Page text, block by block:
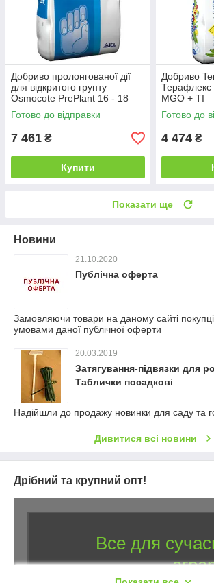
Добриво пролонгованої дії
для відкритого грунту
Osmocote PrePlant 16 - 18
місяців (Осмокот ПреПлант)
25 кг
Готово до відправки
7 461 ₴
Купити
Добриво
Терафлекс
MGO + ТІ
культур 25 кг
Готово до
4 474 ₴
Показати ще
Новини
21.10.2020
Публічна оферта
Замовляючи товари на даному сайті
умовами даної публічної оферти
20.03.2019
Затягування-підвязки для
Таблички посадкові
Надійшли до продажу новинки для саду та
Дивитися всі новини
Дрібний та крупний опт!
Все для